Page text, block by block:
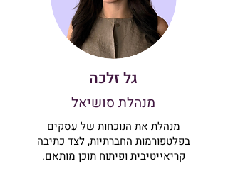
גל זלכה
מנהלת סושיאל
מנהלת את הנוכחות של עסקים
בפלטפורמות החברתיות, לצד כתיבה
קריאייטיבית ופיתוח תוכן מותאם.